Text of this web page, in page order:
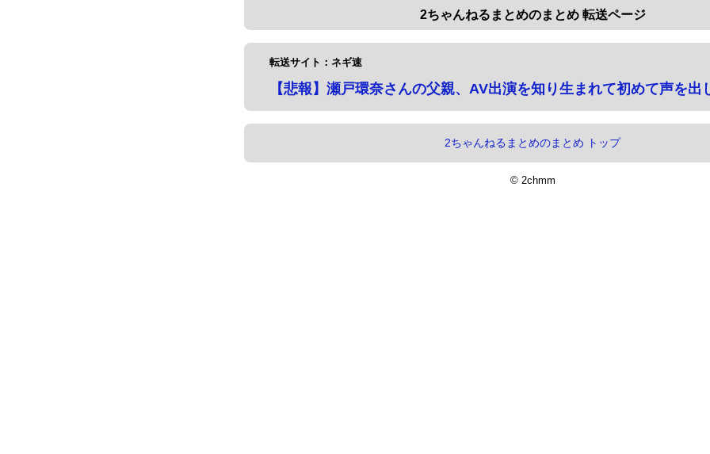
2ちゃんねるまとめのまとめ 転送ページ
転送サイト：ネギ速
【悲報】瀬戸環奈さんの父親、AV出演を知り生まれて初めて声を出
2ちゃんねるまとめのまとめ トップ
© 2chmm